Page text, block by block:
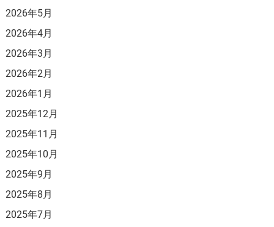
2026年5月
2026年4月
2026年3月
2026年2月
2026年1月
2025年12月
2025年11月
2025年10月
2025年9月
2025年8月
2025年7月